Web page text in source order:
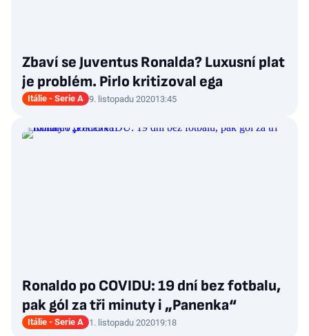
Zbaví se Juventus Ronalda? Luxusní plat
je problém. Pirlo kritizoval ega
Itálie - Serie A 9. listopadu 202013:45
Ronaldo po COVIDU: 19 dní bez fotbalu,
pak gól za tři minuty i „Panenka“
Itálie - Serie A 1. listopadu 202019:18